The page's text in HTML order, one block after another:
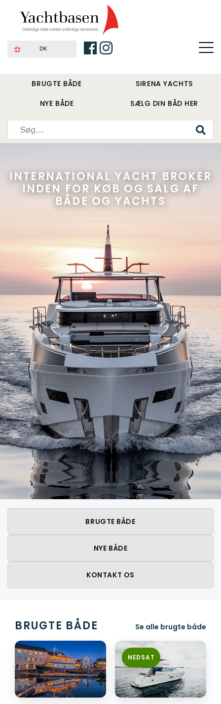
DK
BRUGTE BÅDE
NYE BÅDE
SIRENA YACHTS
SÆLG DIN BÅD HER
INTERNATIONAL YACHT BROKER
INDEN FOR KØB OG SALG AF
BÅDE OG YACHTS
BRUGTE BÅDE
NYE BÅDE
KONTAKT OS
BRUGTE BÅDE Se alle brugte både
NEDSAT